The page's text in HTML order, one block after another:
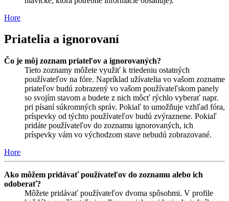
Hore
Priatelia a ignorovaní
Čo je môj zoznam priateľov a ignorovaných?
Tieto zoznamy môžete využiť k triedeniu ostatných
používateľov na fóre. Napríklad užívatelia vo vašom zozname
priateľov budú zobrazený vo vašom používateľskom panely
so svojím stavom a budete z nich môcť rýchlo vyberať napr.
pri písaní súkromných správ. Pokiaľ to umožňuje vzhľad fóra,
príspevky od týchto používateľov budú zvýraznene. Pokiaľ
pridáte používateľov do zoznamu ignorovaných, ich
príspevky vám vo východzom stave nebudú zobrazované.
Hore
Ako môžem pridávať používateľov do zoznamu alebo ich
odoberať?
Môžete pridávať používateľov dvoma spôsobmi. V profile